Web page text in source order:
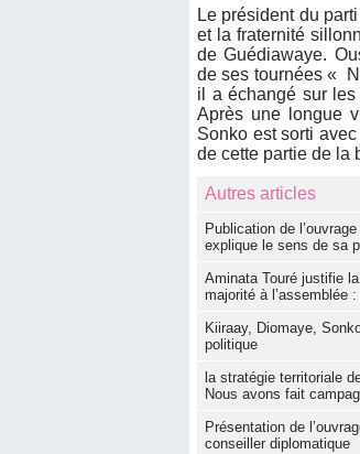
Le président du
et la fraternité
de Guédiawaye.
de ses tournées «
il a échangé sur les
Après une longue
Sonko est sorti
de cette partie de la
Autres articles
Publication de
explique le sens de sa
Aminata Touré justifie
majorité à
Kiiraay, Diomaye,
politique
la stratégie territoriale
Nous avons fait
Présentation de
conseiller diplomatique